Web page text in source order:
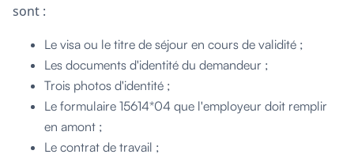
sont :
Le visa ou le titre de séjour en cours de validité ;
Les documents d'identité du demandeur ;
Trois photos d'identité ;
Le formulaire 15614*04 que l'employeur doit remplir
en amont ;
Le contrat de travail ;